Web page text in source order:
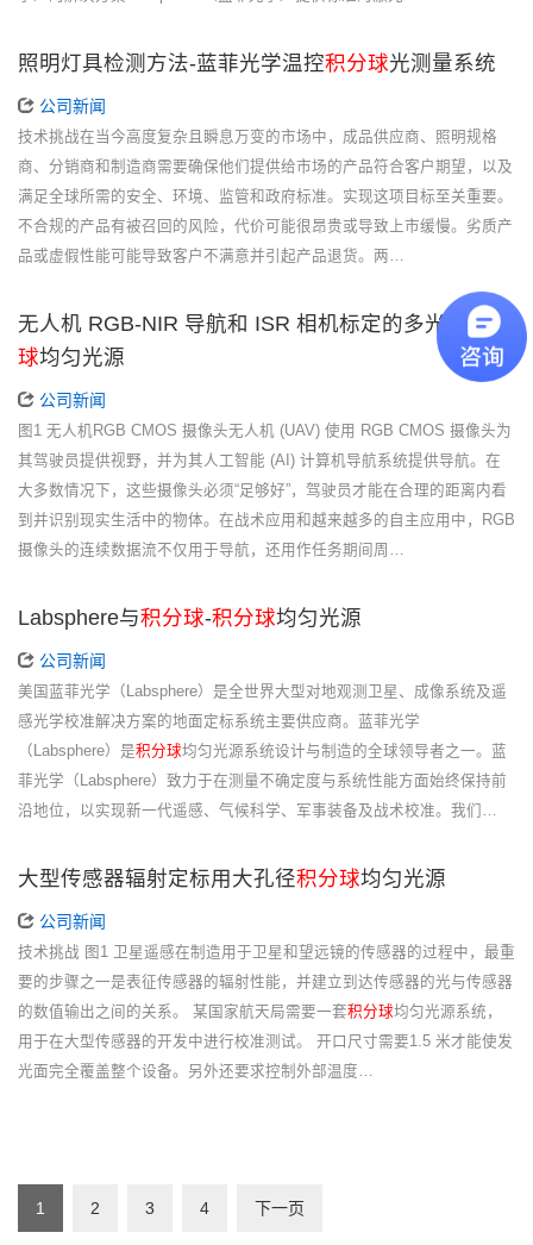
照明灯具检测方法-蓝菲光学温控积分球光测量系统
公司新闻
技术挑战在当今高度复杂且瞬息万变的市场中，成品供应商、照明规格
商、分销商和制造商需要确保他们提供给市场的产品符合客户期望，以及
满足全球所需的安全、环境、监管和政府标准。实现这项目标至关重要。
不合规的产品有被召回的风险，代价可能很昂贵或导致上市缓慢。劣质产
品或虚假性能可能导致客户不满意并引起产品退货。两…
无人机 RGB-NIR 导航和 ISR 相机标定的多光谱 积分
球均匀光源
公司新闻
图1 无人机RGB CMOS 摄像头无人机 (UAV) 使用 RGB CMOS 摄像头为
其驾驶员提供视野，并为其人工智能 (AI) 计算机导航系统提供导航。在
大多数情况下，这些摄像头必须“足够好”，驾驶员才能在合理的距离内看
到并识别现实生活中的物体。在战术应用和越来越多的自主应用中，RGB
摄像头的连续数据流不仅用于导航，还用作任务期间周…
Labsphere与积分球-积分球均匀光源
公司新闻
美国蓝菲光学（Labsphere）是全世界大型对地观测卫星、成像系统及遥
感光学校准解决方案的地面定标系统主要供应商。蓝菲光学
（Labsphere）是积分球均匀光源系统设计与制造的全球领导者之一。蓝
菲光学（Labsphere）致力于在测量不确定度与系统性能方面始终保持前
沿地位，以实现新一代遥感、气候科学、军事装备及战术校准。我们…
大型传感器辐射定标用大孔径积分球均匀光源
公司新闻
技术挑战 图1 卫星遥感在制造用于卫星和望远镜的传感器的过程中，最重
要的步骤之一是表征传感器的辐射性能，并建立到达传感器的光与传感器
的数值输出之间的关系。 某国家航天局需要一套积分球均匀光源系统，
用于在大型传感器的开发中进行校准测试。 开口尺寸需要1.5 米才能使发
光面完全覆盖整个设备。另外还要求控制外部温度…
1 2 3 4 下一页